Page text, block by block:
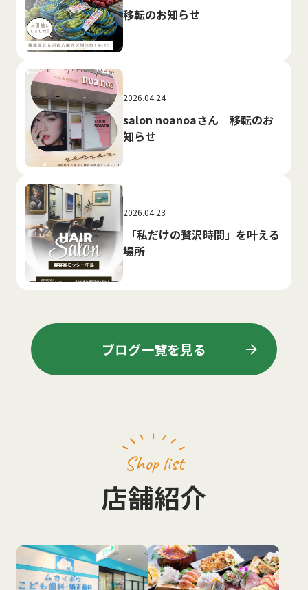
移転のお知らせ
2026.04.24
salon noanoaさん 移転のお
知らせ
2026.04.23
「私だけの贅沢時間」を叶える
場所
ブログ一覧を見る arrow_forward
Shop list
店舗紹介